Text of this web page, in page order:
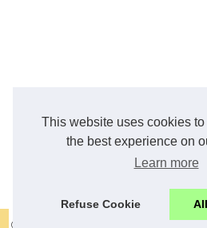
This website uses cookies
the best experience on
Learn more
Refuse Cookie
© 2026